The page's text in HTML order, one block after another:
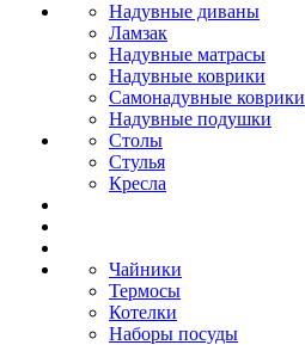
Надувные диваны
Ламзак
Надувные матрасы
Надувные коврики
Самонадувные коврики
Надувные подушки
Столы
Стулья
Кресла
Чайники
Термосы
Котелки
Наборы посуды